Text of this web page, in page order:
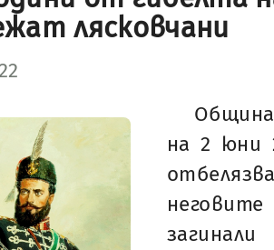
лясковчани
на 2 юни